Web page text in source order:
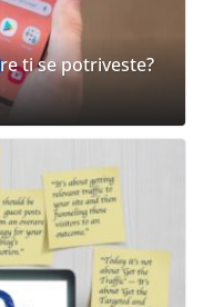
ti se potriveste?